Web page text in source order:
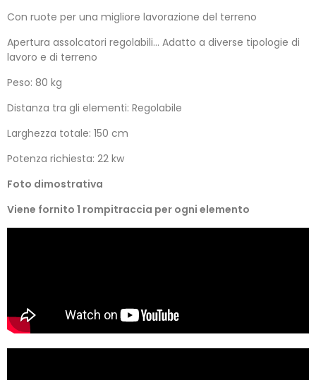
Con ruote per una migliore lavorazione del terreno
Apertura assolcatori regolabili... Adatto a diverse tipologie di
lavoro e di terreno
Peso: 80 kg
Distanza tra gli elementi: Regolabile
Larghezza totale: 150 cm
Potenza richiesta: 22 kw
Foto dimostrativa
Viene fornito 1 rompitraccia per ogni elemento